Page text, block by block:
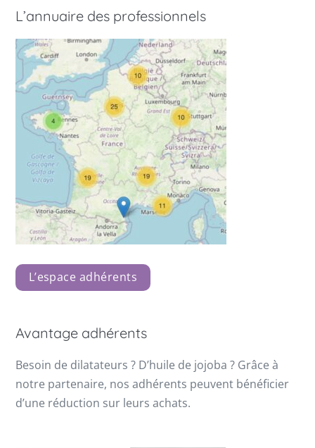
L’annuaire des professionnels
L’espace adhérents
Avantage adhérents
Besoin de dilatateurs ? D’huile de jojoba ? Grâce à
notre partenaire, nos adhérents peuvent bénéficier
d’une réduction sur leurs achats.